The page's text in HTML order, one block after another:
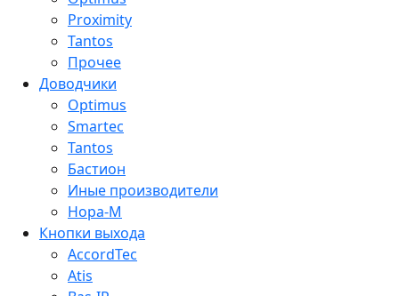
Proximity
Tantos
Прочее
Доводчики
Optimus
Smartec
Tantos
Бастион
Иные производители
Нора-М
Кнопки выхода
AccordTec
Atis